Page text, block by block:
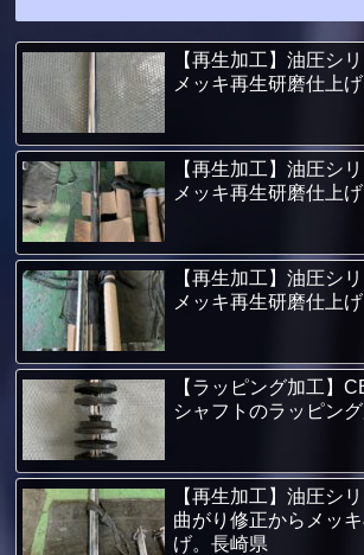
【再生加工】油圧シ
メッキ再生研磨仕上
【再生加工】油圧シ
メッキ再生研磨仕上
【再生加工】油圧シ
メッキ再生研磨仕上
【ラッピング加工】
シャフトのラッピン
【再生加工】油圧シ
曲がり修正からメッ
げ。長崎県